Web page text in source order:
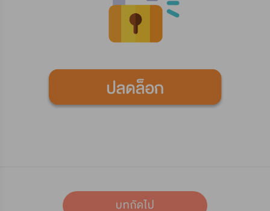
บทถัดไป